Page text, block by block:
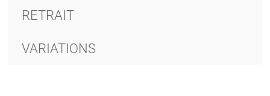
RETRAIT
VARIATIONS